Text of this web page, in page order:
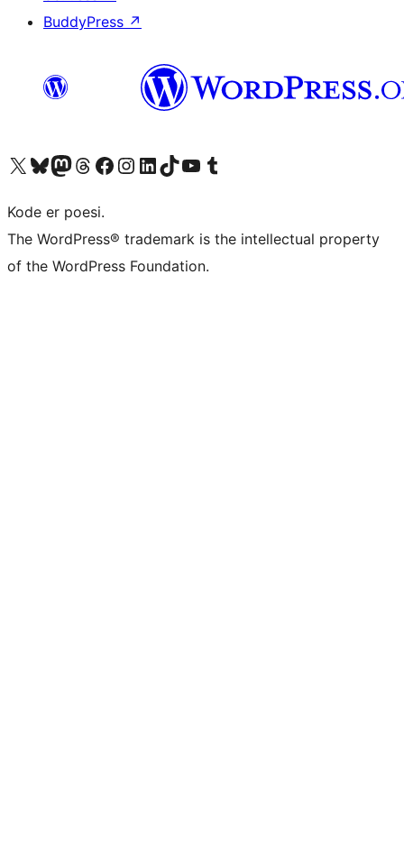
BuddyPress ↗
Besøk vår konto på X Visit our Bluesky account
Besøk vår Mastodon-konto
Visit our Threads account
Besøk vår Facebook-sideBesøk vår Instagram-konto
Besøk vår LinkedIn-konto
Visit our TikTok account
Visit our YouTube channel
Visit our Tumblr account
Kode er poesi.
The WordPress® trademark is the intellectual property
of the WordPress Foundation.